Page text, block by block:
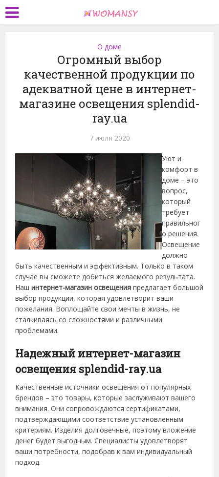
О доме
Огромный выбор
качественной продукции по
адекватной цене в интернет-
магазине освещения splendid-
ray.ua
7 июля 2020
Уют и
комфорт в
доме – это
вопрос,
который
требует
правильног
о решения.
Освещение
должно
быть качественным и эффективным. Только в таком
случае вы сможете добиться желаемого результата.
Нашинтернет-магазин освещения предлагает большой
выбор продукции, которая удовлетворит ваши
пожелания. Воплощайте свои мечты в жизнь, не
сталкиваясь со сложностями и различными
проблемами.
Надежный интернет-магазин
освещения splendid-ray.ua
Качественные источники освещения от популярных
брендов – это товары, которые заслуживают вашего
внимания. Они сопровождаются сертификатами,
подтверждающими соответствие установленным
критериям. Изделия долговечные, поэтому вложение
денег будет выгодным. Специалисты удовлетворят
ваши потребности, подобрав к вам индивидуальный
подход.